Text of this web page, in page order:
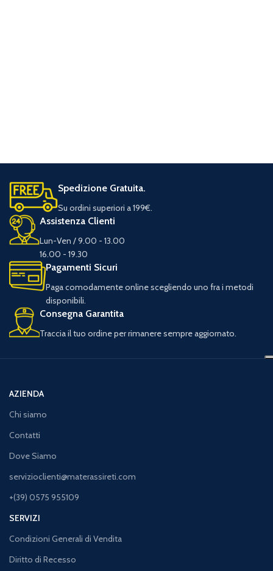
Spedizione Gratuita.
Su ordini superiori a 199€.
Assistenza Clienti
Lun-Ven / 9.00 - 13.00
16.00 - 19.30
Pagamenti Sicuri
Paga comodamente online scegliendo uno fra i metodi
disponibili.
Consegna Garantita
Traccia il tuo ordine per rimanere sempre aggiornato.
AZIENDA
Chi siamo
Contatti
Dove Siamo
servizioclienti@materassireti.com
+(39) 0575 955109
SERVIZI
Condizioni Generali di Vendita
Diritto di Recesso